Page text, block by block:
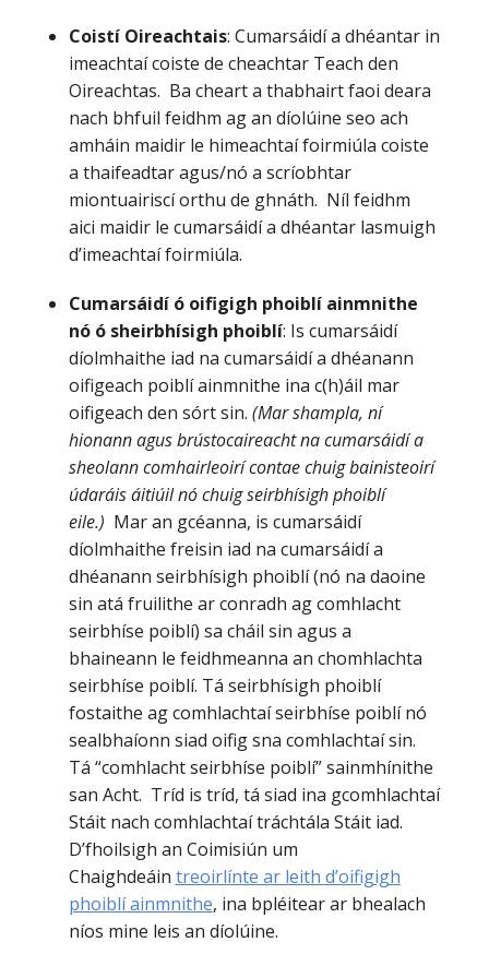
Coistí Oireachtais: Cumarsáidí a dhéantar in
imeachtaí coiste de cheachtar Teach den
Oireachtas. Ba cheart a thabhairt faoi deara
nach bhfuil feidhm ag an díolúine seo ach
amháin maidir le himeachtaí foirmiúla coiste
a thaifeadtar agus/nó a scríobhtar
miontuairiscí orthu de ghnáth. Níl feidhm
aici maidir le cumarsáidí a dhéantar lasmuigh
d’imeachtaí foirmiúla.
Cumarsáidí ó oifigigh phoiblí ainmnithe
nó ó sheirbhísigh phoiblí: Is cumarsáidí
díolmhaithe iad na cumarsáidí a dhéanann
oifigeach poiblí ainmnithe ina c(h)áil mar
oifigeach den sórt sin. (Mar shampla, ní
hionann agus brústocaireacht na cumarsáidí a
sheolann comhairleoirí contae chuig bainisteoirí
údaráis áitiúil nó chuig seirbhísigh phoiblí
eile.) Mar an gcéanna, is cumarsáidí
díolmhaithe freisin iad na cumarsáidí a
dhéanann seirbhísigh phoiblí (nó na daoine
sin atá fruilithe ar conradh ag comhlacht
seirbhíse poiblí) sa cháil sin agus a
bhaineann le feidhmeanna an chomhlachta
seirbhíse poiblí. Tá seirbhísigh phoiblí
fostaithe ag comhlachtaí seirbhíse poiblí nó
sealbhaíonn siad oifig sna comhlachtaí sin.
Tá “comhlacht seirbhíse poiblí” sainmhínithe
san Acht. Tríd is tríd, tá siad ina gcomhlachtaí
Stáit nach comhlachtaí tráchtála Stáit iad.
D’fhoilsigh an Coimisiún um
Chaighdeáin treoirlínte ar leith d’oifigigh
phoiblí ainmnithe, ina bpléitear ar bhealach
níos mine leis an díolúine.